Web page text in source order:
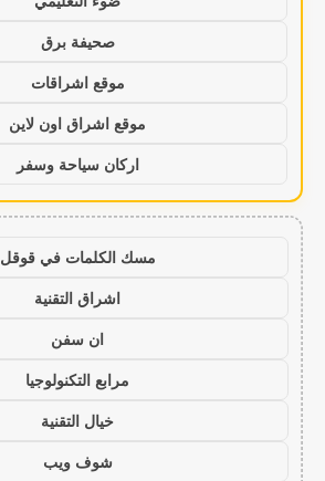
صحيفة برق
موقع اشراقات
موقع اشراق اون لاين
اركان سياحة وسفر
مسك الكلمات في قوقل
اشراق التقنية
ان سفن
مرابع التكنولوجيا
خيال التقنية
شوف ويب